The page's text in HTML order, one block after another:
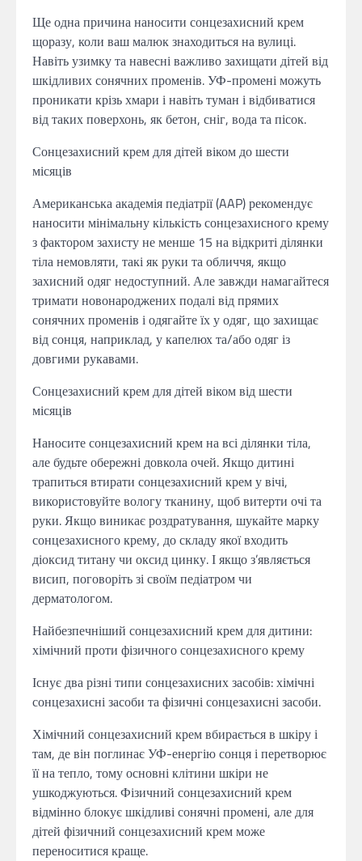
Ще одна причина наносити сонцезахисний крем
щоразу, коли ваш малюк знаходиться на вулиці.
Навіть узимку та навесні важливо захищати дітей від
шкідливих сонячних променів. УФ-промені можуть
проникати крізь хмари і навіть туман і відбиватися
від таких поверхонь, як бетон, сніг, вода та пісок.
Сонцезахисний крем для дітей віком до шести
місяців
Американська академія педіатрії (AAP) рекомендує
наносити мінімальну кількість сонцезахисного крему
з фактором захисту не менше 15 на відкриті ділянки
тіла немовляти, такі як руки та обличчя, якщо
захисний одяг недоступний. Але завжди намагайтеся
тримати новонароджених подалі від прямих
сонячних променів і одягайте їх у одяг, що захищає
від сонця, наприклад, у капелюх та/або одяг із
довгими рукавами.
Сонцезахисний крем для дітей віком від шести
місяців
Наносите сонцезахисний крем на всі ділянки тіла,
але будьте обережні довкола очей. Якщо дитині
трапиться втирати сонцезахисний крем у вічі,
використовуйте вологу тканину, щоб витерти очі та
руки. Якщо виникає роздратування, шукайте марку
сонцезахисного крему, до складу якої входить
діоксид титану чи оксид цинку. І якщо з’являється
висип, поговоріть зі своїм педіатром чи
дерматологом.
Найбезпечніший сонцезахисний крем для дитини:
хімічний проти фізичного сонцезахисного крему
Існує два різні типи сонцезахисних засобів: хімічні
сонцезахисні засоби та фізичні сонцезахисні засоби.
Хімічний сонцезахисний крем вбирається в шкіру і
там, де він поглинає УФ-енергію сонця і перетворює
її на тепло, тому основні клітини шкіри не
ушкоджуються. Фізичний сонцезахисний крем
відмінно блокує шкідливі сонячні промені, але для
дітей фізичний сонцезахисний крем може
переноситися краще.